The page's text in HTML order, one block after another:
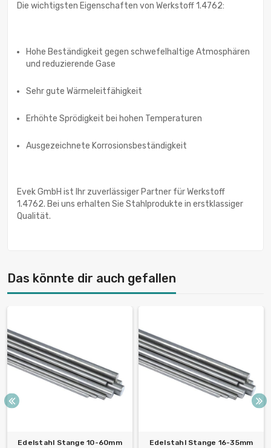
Die wichtigsten Eigenschaften von Werkstoff 1.4762:
Hohe Beständigkeit gegen schwefelhaltige Atmosphären
und reduzierende Gase
Sehr gute Wärmeleitfähigkeit
Erhöhte Sprödigkeit bei hohen Temperaturen
Ausgezeichnete Korrosionsbeständigkeit
Evek GmbH ist Ihr zuverlässiger Partner für Werkstoff
1.4762. Bei uns erhalten Sie Stahlprodukte in erstklassiger
Qualität.
Das könnte dir auch gefallen
Edelstahl Stange 10-60mm
Edelstahl Stange 16-35mm